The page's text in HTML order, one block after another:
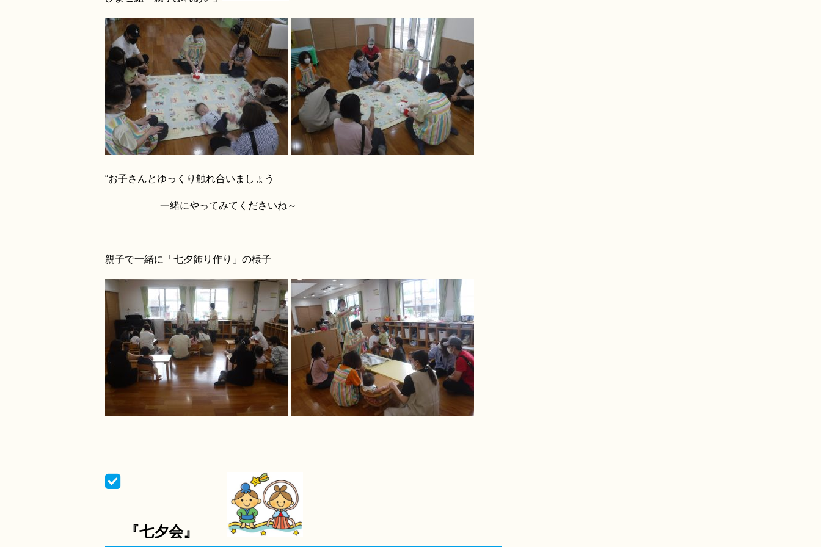
“お子さんとゆっくり触れ合いましょう
一緒にやってみてくださいね～
親子で一緒に「七夕飾り作り」の様子
『七夕会』